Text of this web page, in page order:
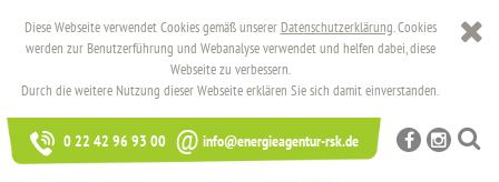
0 22 42 96 93 00 @ info@energieagentur-rsk.de
Diese Webseite verwendet Cookies gemäß unserer Datenschutzerklärung. Cookies
werden zur Benutzerführung und Webanalyse verwendet und helfen dabei, diese
Webseite zu verbessern.
Durch die weitere Nutzung dieser Webseite erklären Sie sich damit einverstanden.